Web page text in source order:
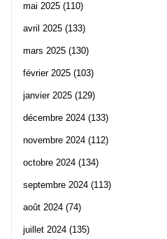
mai 2025 (110)
avril 2025 (133)
mars 2025 (130)
février 2025 (103)
janvier 2025 (129)
décembre 2024 (133)
novembre 2024 (112)
octobre 2024 (134)
septembre 2024 (113)
août 2024 (74)
juillet 2024 (135)